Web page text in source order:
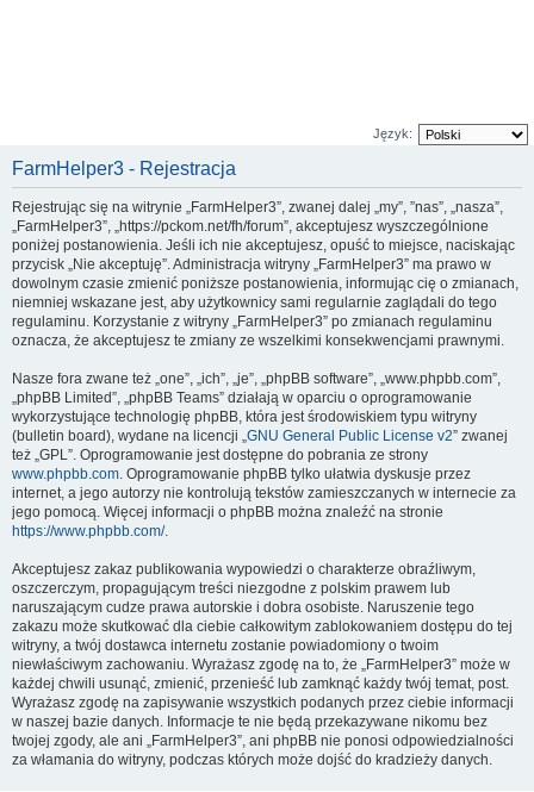
Język:
FarmHelper3 - Rejestracja
Rejestrując się na witrynie „FarmHelper3”, zwanej dalej „my”, ”nas”, „nasza”,
„FarmHelper3”, „https://pckom.net/fh/forum”, akceptujesz wyszczególnione
poniżej postanowienia. Jeśli ich nie akceptujesz, opuść to miejsce, naciskając
przycisk „Nie akceptuję”. Administracja witryny „FarmHelper3” ma prawo w
dowolnym czasie zmienić poniższe postanowienia, informując cię o zmianach,
niemniej wskazane jest, aby użytkownicy sami regularnie zaglądali do tego
regulaminu. Korzystanie z witryny „FarmHelper3” po zmianach regulaminu
oznacza, że akceptujesz te zmiany ze wszelkimi konsekwencjami prawnymi.
Nasze fora zwane też „one”, „ich”, „je”, „phpBB software”, „www.phpbb.com”,
„phpBB Limited”, „phpBB Teams” działają w oparciu o oprogramowanie
wykorzystujące technologię phpBB, która jest środowiskiem typu witryny
(bulletin board), wydane na licencji „GNU General Public License v2” zwanej
też „GPL”. Oprogramowanie jest dostępne do pobrania ze strony
www.phpbb.com. Oprogramowanie phpBB tylko ułatwia dyskusje przez
internet, a jego autorzy nie kontrolują tekstów zamieszczanych w internecie za
jego pomocą. Więcej informacji o phpBB można znaleźć na stronie
https://www.phpbb.com/.
Akceptujesz zakaz publikowania wypowiedzi o charakterze obraźliwym,
oszczerczym, propagującym treści niezgodne z polskim prawem lub
naruszającym cudze prawa autorskie i dobra osobiste. Naruszenie tego
zakazu może skutkować dla ciebie całkowitym zablokowaniem dostępu do tej
witryny, a twój dostawca internetu zostanie powiadomiony o twoim
niewłaściwym zachowaniu. Wyrażasz zgodę na to, że „FarmHelper3” może w
każdej chwili usunąć, zmienić, przenieść lub zamknąć każdy twój temat, post.
Wyrażasz zgodę na zapisywanie wszystkich podanych przez ciebie informacji
w naszej bazie danych. Informacje te nie będą przekazywane nikomu bez
twojej zgody, ale ani „FarmHelper3”, ani phpBB nie ponosi odpowiedzialności
za włamania do witryny, podczas których może dojść do kradzieży danych.